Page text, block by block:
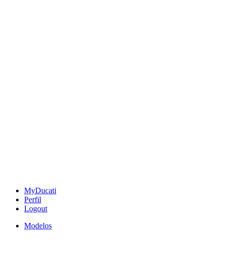
MyDucati
Perfil
Logout
Modelos